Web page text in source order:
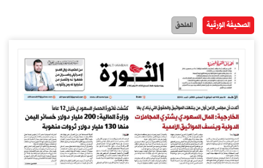
الصحيفة الورقية الملحق